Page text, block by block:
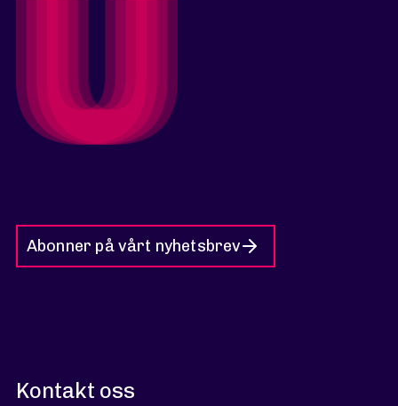
Abonner på vårt nyhetsbrev
Kontakt oss